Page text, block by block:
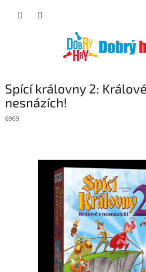
Spící královny 2:
nesnázích!
6969